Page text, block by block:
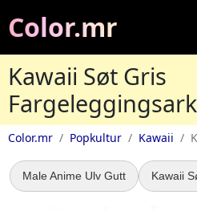
Color.mr
Kawaii Søt Gris
Fargeleggingsark
Color.mr Popkultur Kawaii
Male Anime Ulv Gutt Kawaii